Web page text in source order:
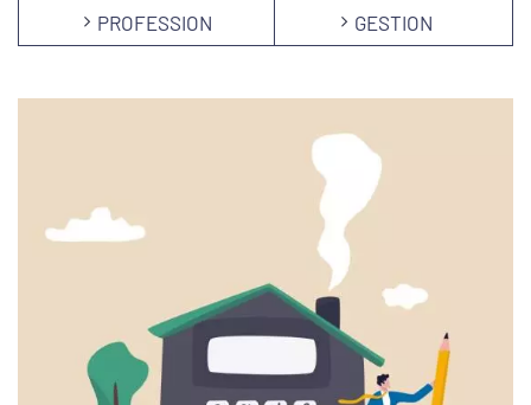
PROFESSION GESTION